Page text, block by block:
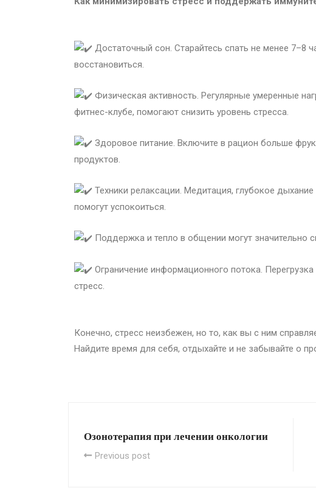
Достаточный сон. Старайтесь спать не менее 7–8
восстановиться.
Физическая активность. Регулярные умеренные
фитнес-клубе, помогают снизить уровень стресса.
Здоровое питание. Включите в рацион больше
продуктов.
Техники релаксации. Медитация, глубокое
помогут успокоиться.
Поддержка и тепло в общении могут значительно
Ограничение информационного потока.
стресс.
Конечно, стресс неизбежен, но то, как вы с ним
Найдите время для себя, отдыхайте и не забывайте о
Озонотерапия при лечении онкологии
Previous post